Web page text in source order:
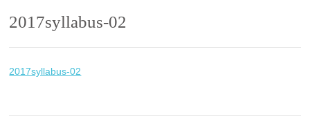
2017syllabus-02
2017syllabus-02